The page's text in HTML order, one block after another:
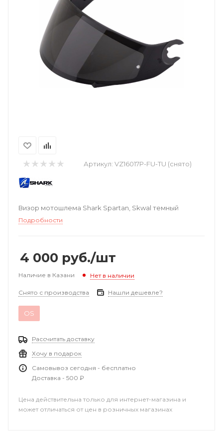
Артикул:VZ16017P-FU-TU (снято)
Визор мотошлема Shark Spartan, Skwal темный
Подробности
4 000 руб./шт
Наличие в Казани Нет в наличии
Снято с производства Нашли дешевле?
OS
Рассчитать доставку
Хочу в подарок
Самовывоз сегодня - бесплатно
Доставка - 500 ₽
Цена действительна только для интернет-магазина и
может отличаться от цен в розничных магазинах